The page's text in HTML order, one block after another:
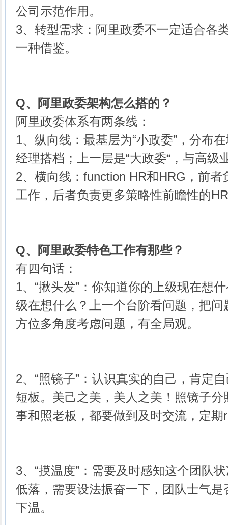
公司示范作用。
3、转型需求：阿里政委不一定适合各
一种借鉴。
Q、
阿里政委架构怎么搭的？
阿里政委体系有两条线：
1、纵向线：最基层为“小政委”，分布
经理搭档；上一层是“大政委“，与高级
2、横向线：function HR和HRG，前
工作，后者负责更多策略性前瞻性的
Q、
阿里政委特色工作有那些？
有四句话：
1、“揪头发”：你知道你的上级现在想
级在想什么？上一个台阶看问题，把
方位多角度考虑问题，有全局观。
2、“照镜子”：认识真实的自己，肯定
短板。美己之美，美人之美！照镜子
事和照老板，都要做到及时交流，定期
3、“摸温度”：需要及时感知这个团队
低落，需要设法振奋一下，团队士气
下温。